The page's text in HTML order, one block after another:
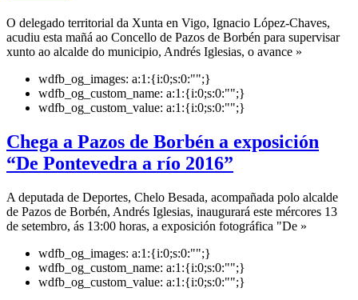
O delegado territorial da Xunta en Vigo, Ignacio López-Chaves,
acudiu esta mañá ao Concello de Pazos de Borbén para supervisar
xunto ao alcalde do municipio, Andrés Iglesias, o avance »
wdfb_og_images: a:1:{i:0;s:0:"";}
wdfb_og_custom_name: a:1:{i:0;s:0:"";}
wdfb_og_custom_value: a:1:{i:0;s:0:"";}
Chega a Pazos de Borbén a exposición
“De Pontevedra a río 2016”
A deputada de Deportes, Chelo Besada, acompañada polo alcalde
de Pazos de Borbén, Andrés Iglesias, inaugurará este mércores 13
de setembro, ás 13:00 horas, a exposición fotográfica "De »
wdfb_og_images: a:1:{i:0;s:0:"";}
wdfb_og_custom_name: a:1:{i:0;s:0:"";}
wdfb_og_custom_value: a:1:{i:0;s:0:"";}